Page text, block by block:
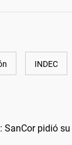
INDEC
SanCor pidió